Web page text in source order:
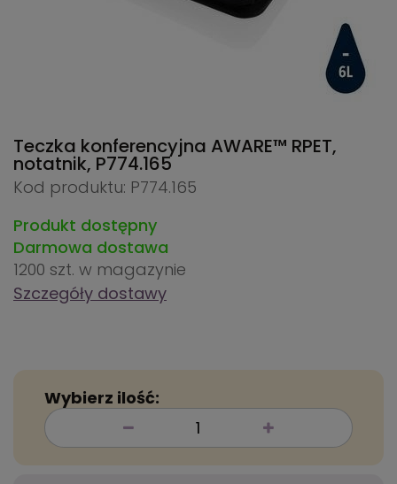
Teczka konferencyjna AWARE™ RPET,
notatnik, P774.165
Kod produktu: P774.165
Produkt dostępny
Darmowa dostawa
1200 szt. w magazynie
Szczegóły dostawy
Wybierz ilość: